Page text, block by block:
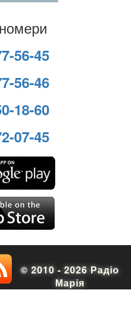
56-45
56-46
18-60
07-45
© 2010 - 2026 Радіо
Марія